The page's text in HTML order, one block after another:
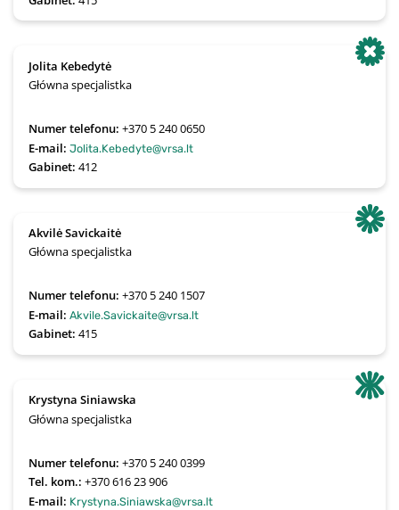
Jolita Kebedytė
Główna specjalistka
Numer telefonu:+370 5 240 0650
E-mail:Jolita.Kebedyte@vrsa.lt
Gabinet:412
Akvilė Savickaitė
Główna specjalistka
Numer telefonu:+370 5 240 1507
E-mail:Akvile.Savickaite@vrsa.lt
Gabinet:415
Krystyna Siniawska
Główna specjalistka
Numer telefonu:+370 5 240 0399
Tel. kom.:+370 616 23 906
E-mail: Krystyna.Siniawska@vrsa.lt